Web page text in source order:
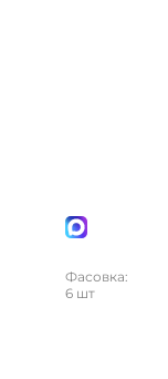
Фасовка:
6 шт